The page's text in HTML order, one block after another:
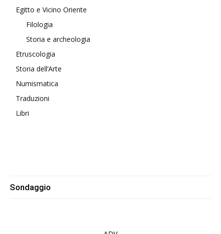
Egitto e Vicino Oriente
Filologia
Storia e archeologia
Etruscologia
Storia dell’Arte
Numismatica
Traduzioni
Libri
Sondaggio